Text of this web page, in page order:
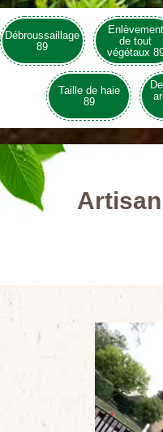
Débroussaillage
89
Enlèvement
de tout
végétaux
Taille de haie
89